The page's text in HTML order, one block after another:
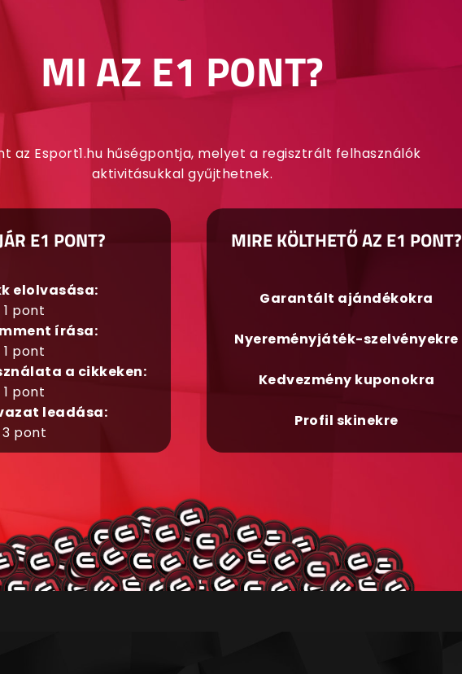
MI AZ E1 PONT?
az Esport1.hu hűségpontja, melyet a regisztrált felhasználók
aktivitásukkal gyűjthetnek.
E1 PONT?
elolvasása:
1 pont
írása:
1 pont
a cikkeken:
1 pont
leadása:
3 pont
MIRE KÖLTHETŐ AZ E1 PONT?
Garantált ajándékokra
Nyereményjáték-szelvényekre
Kedvezmény kuponokra
Profil skinekre